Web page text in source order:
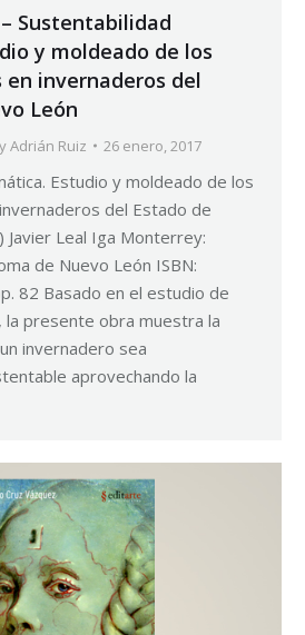
Sustentabilidad
y moldeado de los
invernaderos del
León
Adrián Ruiz 26 enero, 2017
Estudio y moldeado de los
del Estado de
Javier Leal Iga Monterrey:
de Nuevo León ISBN:
82 Basado en el estudio de
presente obra muestra la
invernadero sea
aprovechando la